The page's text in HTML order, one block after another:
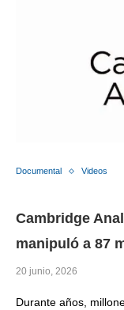
Documental Videos
Cambridge
manipuló a 87
20 junio, 2026
Durante años,